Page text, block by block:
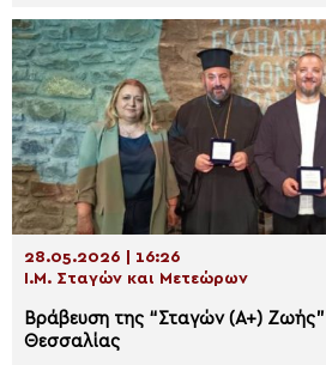
28.05.2026 | 16:26
Ι.Μ. Σταγών και Μετεώρων
Βράβευση της “Σταγών (Α+) Ζωής”
Θεσσαλίας